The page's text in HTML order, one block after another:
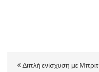
Διπλή ενίσχυση με Μπριτ